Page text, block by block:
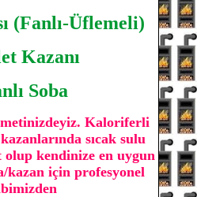
(Fanlı-Üflemeli)
Kazanı
Soba
Kaloriferli
sıcak sulu
olup kendinize en uygun
kazan için profesyonel